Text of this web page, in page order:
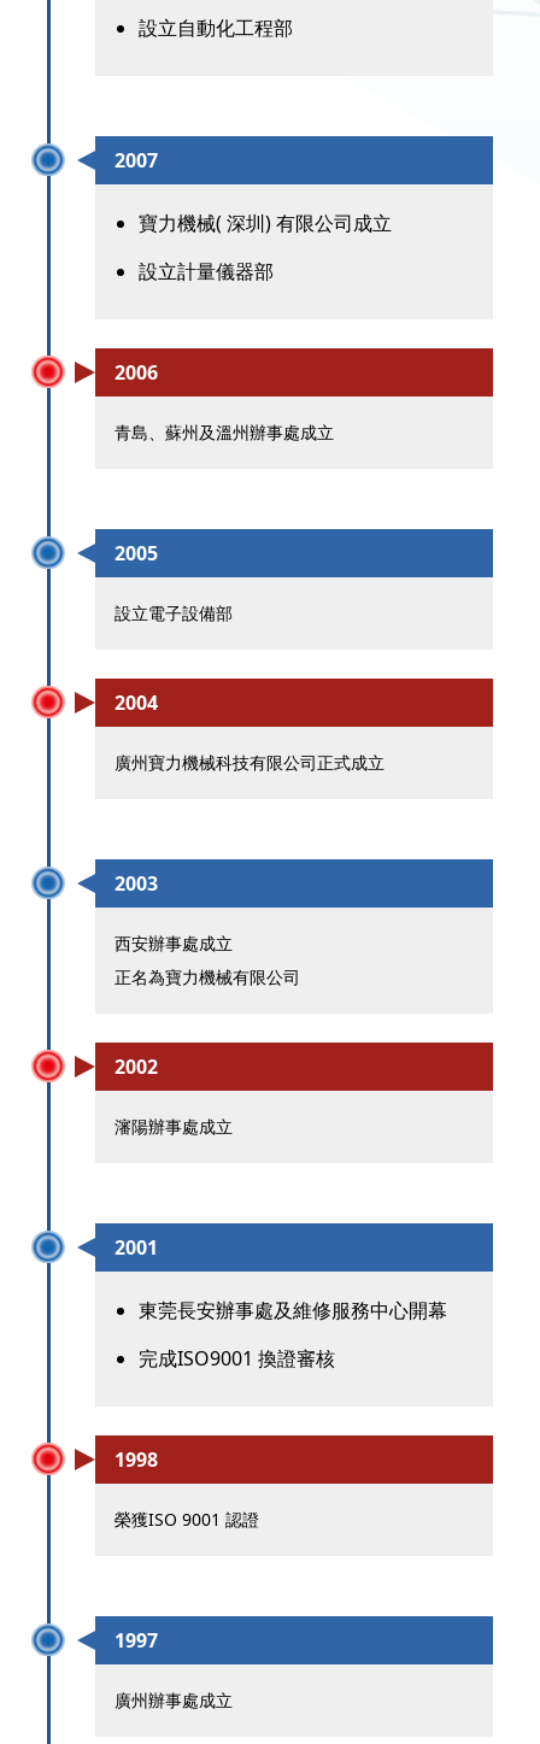
設立自動化工程部
2007
寶力機械( 深圳) 有限公司成立
設立計量儀器部
2006
青島、蘇州及溫州辦事處成立
2005
設立電子設備部
2004
廣州寶力機械科技有限公司正式成立
2003
西安辦事處成立
正名為寶力機械有限公司
2002
瀋陽辦事處成立
2001
東莞長安辦事處及維修服務中心開幕
完成ISO9001 換證審核
1998
榮獲ISO 9001 認證
1997
廣州辦事處成立